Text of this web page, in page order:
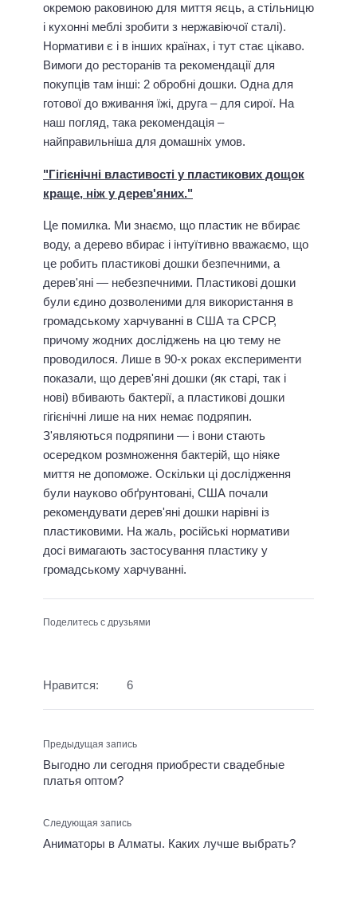
окремою раковиною для миття яєць, а стільницю
і кухонні меблі зробити з нержавіючої сталі).
Нормативи є і в інших країнах, і тут стає цікаво.
Вимоги до ресторанів та рекомендації для
покупців там інші: 2 обробні дошки. Одна для
готової до вживання їжі, друга – для сирої. На
наш погляд, така рекомендація –
найправильніша для домашніх умов.
"Гігієнічні властивості у пластикових дощок
краще, ніж у дерев'яних."
Це помилка. Ми знаємо, що пластик не вбирає
воду, а дерево вбирає і інтуїтивно вважаємо, що
це робить пластикові дошки безпечними, а
дерев'яні — небезпечними. Пластикові дошки
були єдино дозволеними для використання в
громадському харчуванні в США та СРСР,
причому жодних досліджень на цю тему не
проводилося. Лише в 90-х роках експерименти
показали, що дерев'яні дошки (як старі, так і
нові) вбивають бактерії, а пластикові дошки
гігієнічні лише на них немає подряпин.
З'являються подряпини — і вони стають
осередком розмноження бактерій, що ніяке
миття не допоможе. Оскільки ці дослідження
були науково обґрунтовані, США почали
рекомендувати дерев'яні дошки нарівні із
пластиковими. На жаль, російські нормативи
досі вимагають застосування пластику у
громадському харчуванні.
Поделитесь с друзьями
Нравится: 6
Предыдущая запись
Выгодно ли сегодня приобрести свадебные
платья оптом?
Следующая запись
Аниматоры в Алматы. Каких лучше выбрать?